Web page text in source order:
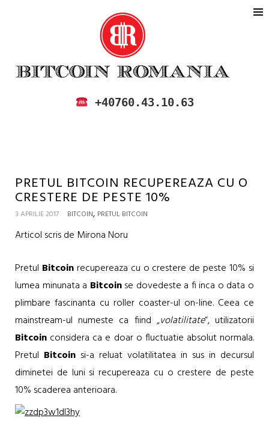
BITCOIN ROMANIA
CUMPARA SI VINDE BITCOIN IN
+40760.43.10.63
PRETUL BITCOIN RECUPEREAZA CU O
CRESTERE DE PESTE 10%
3 APRILIE 2017 BITCOIN, PRETUL BITCOIN
Articol scris de Mirona Noru
Pretul Bitcoinrecupereaza cu o crestere de peste 10% si
lumea minunata a Bitcoinse dovedeste a fi inca o data o
plimbare fascinanta cu roller coaster-ul on-line. Ceea ce
mainstream-ul numeste ca fiind „volatilitate“, utilizatorii
Bitcoin considera ca e doar o fluctuatie absolut normala.
Pretul Bitcoin si-a reluat volatilitatea in sus in decursul
diminetei de luni si recupereaza cu o crestere de peste
10% scaderea anterioara.